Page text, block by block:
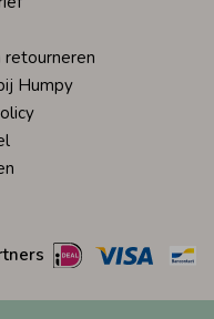
retourneren
Humpy